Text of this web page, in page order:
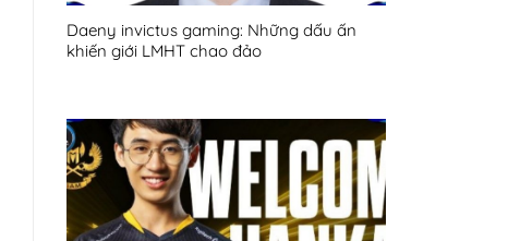
Daeny invictus gaming: Những dấu ấn
khiến giới LMHT chao đảo